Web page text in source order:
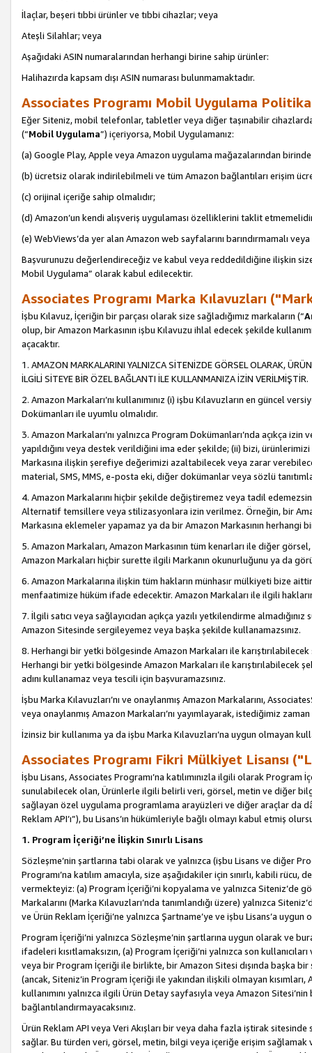
İlaçlar, beşeri tıbbi ürünler ve tıbbi cihazlar; veya
Ateşli Silahlar; veya
Aşağıdaki ASIN numaralarından herhangi birine sahip ürünler:
Halihazırda kapsam dışı ASIN numarası bulunmamaktadır.
Associates Programı Mobil Uygulama
Eğer Siteniz, mobil telefonlar, tabletler veya diğer taşınabilir
(“Mobil Uygulama”) içeriyorsa, Mobil Uygulamanız:
(a) Google Play, Apple veya Amazon uygulama mağazalarından birinde
(b) ücretsiz olarak indirilebilmeli ve tüm Amazon bağlantıları erişim
(c) orijinal içeriğe sahip olmalıdır;
(d) Amazon’un kendi alışveriş uygulaması özelliklerini taklit
(e) WebViews’da yer alan Amazon web sayfalarını barındırmamalı
Başvurunuzu değerlendireceğiz ve kabul veya reddedildiğine ilişkin
Mobil Uygulama” olarak kabul edilecektir.
Associates Programı Marka Kılavuzları
İşbu Kılavuz, İçeriğin bir parçası olarak size sağladığımız markaların (“
olup, bir Amazon Markasının işbu Kılavuzu ihlal edecek şekilde
açacaktır.
1. AMAZON MARKALARINI YALNIZCA SİTENİZDE GÖRSEL OLARAK,
İLGİLİ SİTEYE BİR ÖZEL BAĞLANTI İLE KULLANMANIZA İZİN VERİLMİŞTİR.
2. Amazon Markaları’nı kullanımınız (i) işbu Kılavuzların en güncel
Dokümanları ile uyumlu olmalıdır.
3. Amazon Markaları’nı yalnızca Program Dokümanları’nda açıkça
yapıldığını veya destek verildiğini ima eder şekilde; (ii) bizi,
Markasına ilişkin şerefiye değerimizi azaltabilecek veya zarar
material, SMS, MMS, e-posta eki, diğer dokümanlar veya sözlü
4. Amazon Markalarını hiçbir şekilde değiştiremez veya tadil
Alternatif temsillere veya stilizasyonlara izin verilmez. Örneğin, bir
Markasına eklemeler yapamaz ya da bir Amazon Markasının herhangi
5. Amazon Markaları, Amazon Markasının tüm kenarları ile diğer
Amazon Markaları hiçbir surette ilgili Markanın okunurluğunu ya da
6. Amazon Markalarına ilişkin tüm hakların münhasır mülkiyeti bize
menfaatimize hüküm ifade edecektir. Amazon Markaları ile ilgili
7. İlgili satıcı veya sağlayıcıdan açıkça yazılı yetkilendirme
Amazon Sitesinde sergileyemez veya başka şekilde kullanamazsınız.
8. Herhangi bir yetki bölgesinde Amazon Markaları ile
Herhangi bir yetki bölgesinde Amazon Markaları ile karıştırılabilecek
adını kullanamaz veya tescili için başvuramazsınız.
İşbu Marka Kılavuzları’nı ve onaylanmış Amazon Markalarını,
veya onaylanmış Amazon Markaları’nı yayımlayarak, istediğimiz
İzinsiz bir kullanıma ya da işbu Marka Kılavuzları’na uygun olmayan
Associates Programı Fikri Mülkiyet Lisansı
İşbu Lisans, Associates Programı’na katılımınızla ilgili olarak Program
sunulabilecek olan, Ürünlerle ilgili belirli veri, görsel, metin ve diğer
sağlayan özel uygulama programlama arayüzleri ve diğer araçlar da
Reklam API’ı”), bu Lisans’ın hükümleriyle bağlı olmayı kabul etmiş
1. Program İçeriği’ne İlişkin Sınırlı Lisans
Sözleşme’nin şartlarına tabi olarak ve yalnızca (işbu Lisans ve diğer
Programı’na katılım amacıyla, size aşağıdakiler için sınırlı, kabili
vermekteyiz: (a) Program İçeriği’ni kopyalama ve yalnızca Siteniz’de
Markalarını (Marka Kılavuzları’nda tanımlandığı üzere) yalnızca
ve Ürün Reklam İçeriği’ne yalnızca Şartname’ye ve işbu Lisans’a
Program İçeriği’ni yalnızca Sözleşme’nin şartlarına uygun olarak ve
ifadeleri kısıtlamaksızın, (a) Program İçeriği’ni yalnızca son
veya bir Program İçeriği ile birlikte, bir Amazon Sitesi dışında başka
(ancak, Siteniz’in Program İçeriği ile yakından ilişkili olmayan
kullanımını yalnızca ilgili Ürün Detay sayfasıyla veya Amazon
bağlantılandırmayacaksınız.
Ürün Reklam API veya Veri Akışları bir veya daha fazla iştirak
sağlar. Bu türden veri, görsel, metin, bilgi veya içeriğe erişim sağlamak